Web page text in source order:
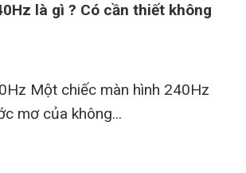
là gì ? Có cần thiết không
Một chiếc màn hình 240Hz
mơ của không...